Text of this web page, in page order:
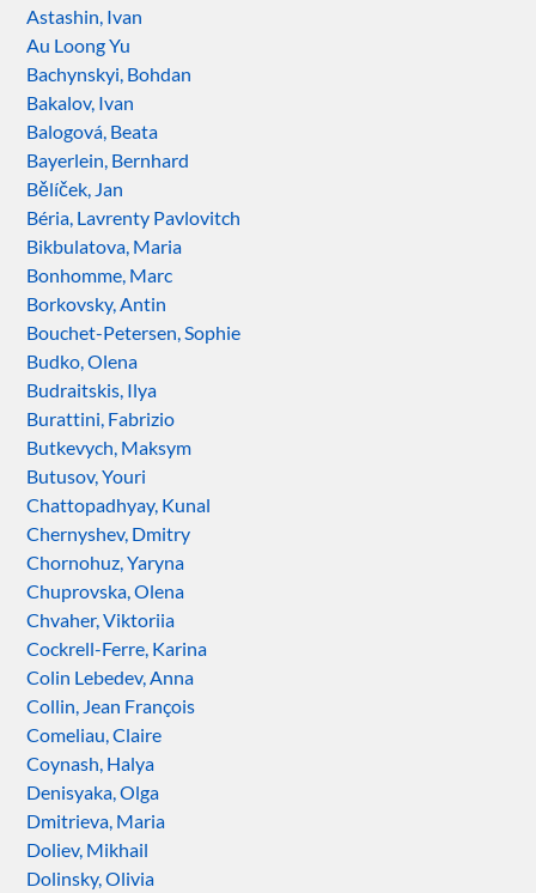
Astashin, Ivan
Au Loong Yu
Bachynskyi, Bohdan
Bakalov, Ivan
Balogová, Beata
Bayerlein, Bernhard
Bělíček, Jan
Béria, Lavrenty Pavlovitch
Bikbulatova, Maria
Bonhomme, Marc
Borkovsky, Antin
Bouchet-Petersen, Sophie
Budko, Olena
Budraitskis, Ilya
Burattini, Fabrizio
Butkevych, Maksym
Butusov, Youri
Chattopadhyay, Kunal
Chernyshev, Dmitry
Chornohuz, Yaryna
Chuprovska, Olena
Chvaher, Viktoriia
Cockrell-Ferre, Karina
Colin Lebedev, Anna
Collin, Jean François
Comeliau, Claire
Coynash, Halya
Denisyaka, Olga
Dmitrieva, Maria
Doliev, Mikhail
Dolinsky, Olivia